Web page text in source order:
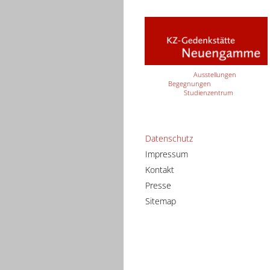
Ausstellungen
Begegnungen
Studienzentrum
Datenschutz
Impressum
Kontakt
Presse
Sitemap